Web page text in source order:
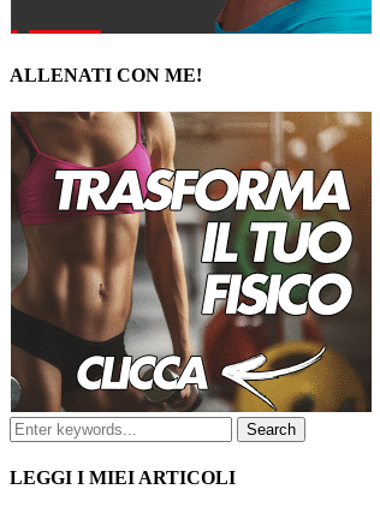
ALLENATI CON ME!
LEGGI I MIEI ARTICOLI